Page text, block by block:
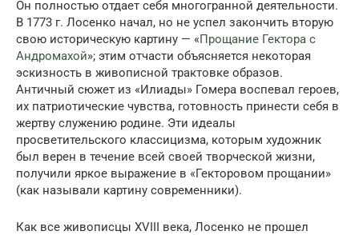
Он полностью отдает себя многогранной деятельности.
В 1773 г. Лосенко начал, но не успел закончить вторую
свою историческую картину — «Прощание Гектора с
Андромахой»; этим отчасти объясняется некоторая
эскизность в живописной трактовке образов.
Античный сюжет из «Илиады» Гомера воспевал героев,
их патриотические чувства, готовность принести себя в
жертву служению родине. Эти идеалы
просветительского классицизма, которым художник
был верен в течение всей своей творческой жизни,
получили яркое выражение в «Гекторовом прощании»
(как называли картину современники).
Как все живописцы XVIII века, Лосенко не прошел